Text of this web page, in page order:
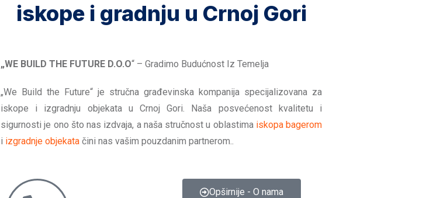
iskope i gradnju u Crnoj Gori
„WE BUILD THE FUTURE D.O.O“ – Gradimo Budućnost Iz Temelja
„We Build the Future“ je stručna građevinska kompanija specijalizovana za
iskope i izgradnju objekata u Crnoj Gori. Naša posvećenost kvalitetu i
sigurnosti je ono što nas izdvaja, a naša stručnost u oblastima iskopa bagerom
i izgradnje objekata čini nas vašim pouzdanim partnerom..
Opširnije - O nama